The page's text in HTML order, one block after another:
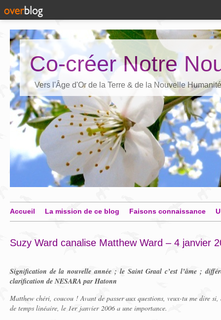
Co-créer Notre
Vers l'Âge d'Or de la Terre & de la Nouvelle Humanité
Accueil La mission de ce blog Faisons connaissance
Suzy Ward canalise Matthew Ward – 4 janvier
Signification de la nouvelle année ; le Saint Graal c’est l’âme ;
clarification de NESARA par Hatonn
Matthew chéri, coucou ! Avant de passer aux questions, veux-tu me dire
de temps linéaire, le 1er janvier 2006 a une importance.